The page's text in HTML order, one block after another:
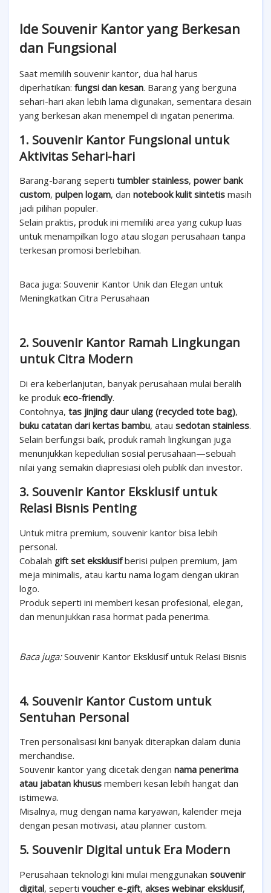
Ide Souvenir Kantor yang Berkesan
dan Fungsional
Saat memilih souvenir kantor, dua hal harus
diperhatikan: fungsi dan kesan. Barang yang berguna
sehari-hari akan lebih lama digunakan, sementara desain
yang berkesan akan menempel di ingatan penerima.
1. Souvenir Kantor Fungsional untuk
Aktivitas Sehari-hari
Barang-barang seperti tumbler stainless, power bank
custom, pulpen logam, dan notebook kulit sintetis masih
jadi pilihan populer.
Selain praktis, produk ini memiliki area yang cukup luas
untuk menampilkan logo atau slogan perusahaan tanpa
terkesan promosi berlebihan.
Baca juga: Souvenir Kantor Unik dan Elegan untuk
Meningkatkan Citra Perusahaan
2. Souvenir Kantor Ramah Lingkungan
untuk Citra Modern
Di era keberlanjutan, banyak perusahaan mulai beralih
ke produk eco-friendly.
Contohnya, tas jinjing daur ulang (recycled tote bag),
buku catatan dari kertas bambu, atau sedotan stainless.
Selain berfungsi baik, produk ramah lingkungan juga
menunjukkan kepedulian sosial perusahaan—sebuah
nilai yang semakin diapresiasi oleh publik dan investor.
3. Souvenir Kantor Eksklusif untuk
Relasi Bisnis Penting
Untuk mitra premium, souvenir kantor bisa lebih
personal.
Cobalah gift set eksklusifberisi pulpen premium, jam
meja minimalis, atau kartu nama logam dengan ukiran
logo.
Produk seperti ini memberi kesan profesional, elegan,
dan menunjukkan rasa hormat pada penerima.
Baca juga:Souvenir Kantor Eksklusif untuk Relasi Bisnis
4. Souvenir Kantor Custom untuk
Sentuhan Personal
Tren personalisasi kini banyak diterapkan dalam dunia
merchandise.
Souvenir kantor yang dicetak dengan nama penerima
atau jabatan khusus memberi kesan lebih hangat dan
istimewa.
Misalnya, mug dengan nama karyawan, kalender meja
dengan pesan motivasi, atau planner custom.
5. Souvenir Digital untuk Era Modern
Perusahaan teknologi kini mulai menggunakan souvenir
digital, seperti voucher e-gift, akses webinar eksklusif,